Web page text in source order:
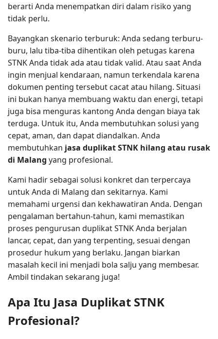
berarti Anda menempatkan diri dalam risiko yang
tidak perlu.
Bayangkan skenario terburuk: Anda sedang terburu-
buru, lalu tiba-tiba dihentikan oleh petugas karena
STNK Anda tidak ada atau tidak valid. Atau saat Anda
ingin menjual kendaraan, namun terkendala karena
dokumen penting tersebut cacat atau hilang. Situasi
ini bukan hanya membuang waktu dan energi, tetapi
juga bisa menguras kantong Anda dengan biaya tak
terduga. Untuk itu, Anda membutuhkan solusi yang
cepat, aman, dan dapat diandalkan. Anda
membutuhkan jasa duplikat STNK hilang atau rusak
di Malang yang profesional.
Kami hadir sebagai solusi konkret dan terpercaya
untuk Anda di Malang dan sekitarnya. Kami
memahami urgensi dan kekhawatiran Anda. Dengan
pengalaman bertahun-tahun, kami memastikan
proses pengurusan duplikat STNK Anda berjalan
lancar, cepat, dan yang terpenting, sesuai dengan
prosedur hukum yang berlaku. Jangan biarkan
masalah kecil ini menjadi bola salju yang membesar.
Ambil tindakan sekarang juga!
Apa Itu Jasa Duplikat STNK
Profesional?